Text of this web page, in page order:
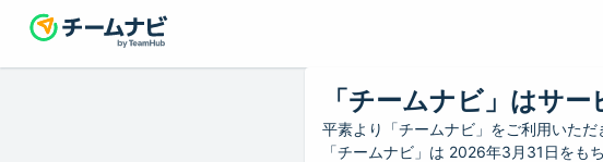
「チームナビ」はサ
平素より「チームナビ」をご利用いただ
「チームナビ」は 2026年3月31日をも